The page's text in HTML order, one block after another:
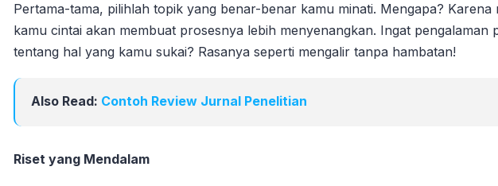
Pertama-tama, pilihlah topik yang benar-benar kamu minati. Mengapa? Karena
kamu cintai akan membuat prosesnya lebih menyenangkan. Ingat pengalaman
tentang hal yang kamu sukai? Rasanya seperti mengalir tanpa hambatan!
Also Read: Contoh Review Jurnal Penelitian
Riset yang Mendalam